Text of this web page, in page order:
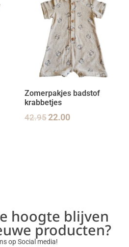
Zomerpakjes badstof
krabbetjes
42.9522.00
hoogte blijven
producten?
op Social media!